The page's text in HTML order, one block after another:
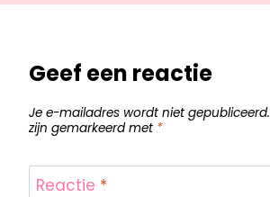
Geef een reactie
Je e-mailadres wordt niet gepubliceerd.
zijn gemarkeerd met *
Reactie *